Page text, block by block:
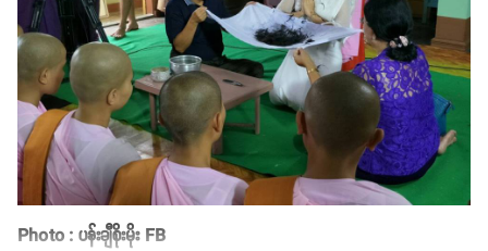
Photo : ပန်းချီစိုးမိုး FB